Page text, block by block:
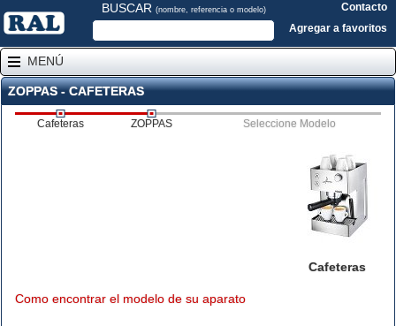
BUSCAR (nombre, referencia o modelo)
Contacto
Agregar a favoritos
MENÚ
ZOPPAS - CAFETERAS
Cafeteras ZOPPAS Seleccione Modelo
Cafeteras
Como encontrar el modelo de su aparato